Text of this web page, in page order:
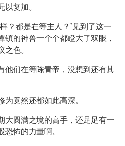
以复加。
？都是在等主人？”见到了这一
镇的神兽一个个都瞪大了双眼，
之色。
他们在等陈青帝，没想到还有其
为竟然还都如此高深。
大圆满之境的高手，还足足有一
恐怖的力量啊。